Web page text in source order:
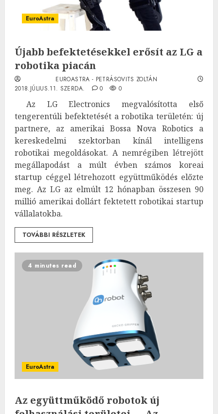
EuroAstra
Újabb befektetésekkel erősít az LG a
robotika piacán
EUROASTRA - PETRÁSOVITS ZOLTÁN
2018.JÚLIUS.11. SZERDA.
0 0
Az LG Electronics megvalósította első
tengerentúli befektetését a robotika területén: új
partnere, az amerikai Bossa Nova Robotics a
kereskedelmi szektorban kínál intelligens
robotikai megoldásokat. A nemrégiben létrejött
megállapodást a múlt évben számos koreai
startup céggel létrehozott együttműködés előzte
meg. Az LG az elmúlt 12 hónapban összesen 90
millió amerikai dollárt fektetett robotikai startup
vállalatokba.
TOVÁBBI RÉSZLETEK
4 minutes read
EuroAstra
Az együttműködő robotok új